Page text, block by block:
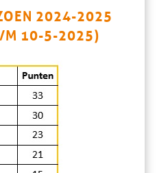
2024-2025
M 10-5-2025)